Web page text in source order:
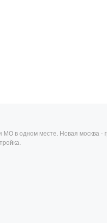
МО в одном месте. Новая москва